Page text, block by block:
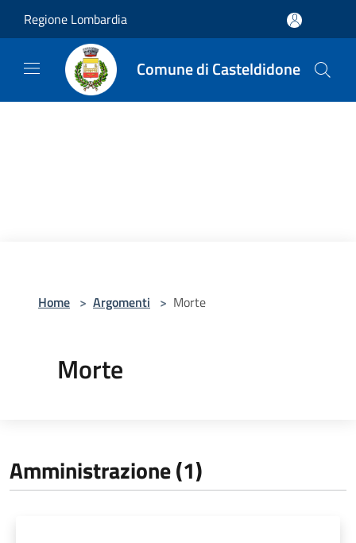
Regione Lombardia
Comune di Casteldidone
Home > Argomenti > Morte
Morte
Amministrazione (1)